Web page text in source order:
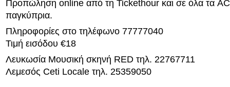
Προπώληση online από τη Tickethour και σε όλα τα
παγκύπρια.
Πληροφορίες στο τηλέφωνο 77777040
Τιμή εισόδου €18
Λευκωσία Μουσική σκηνή RED τηλ. 22767711
Λεμεσός Ceti Locale τηλ. 25359050